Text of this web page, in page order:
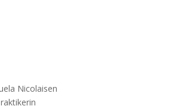
Nicolaisen